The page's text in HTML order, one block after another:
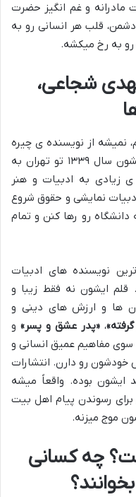
و غم انگیز حضرت
قلب هر انسانی رو به
رو به رخ میکشه.
شجاعی،
نمیشه از نویسنده ی چیره
دستش، سید مهدی شجاعی، نگفت. ایشون سال ۱۳۳۹ تو تهران به
زیادی به ادبیات و هنر
نمایشی و حقوق شروع
رو رها کنن و تمام
نویسنده های ادبیات
ایشون نه فقط زیبا و
ها و ارزش های دینی و
،«پدر عشق و پسر» و
مفاهیم عمیق انسانی و
خودشون رو دارن. انتشارات
ایشون بوده. واقعاً میشه
رسوندن پیام اهل بیت
موج میزنه.
چه کسانی